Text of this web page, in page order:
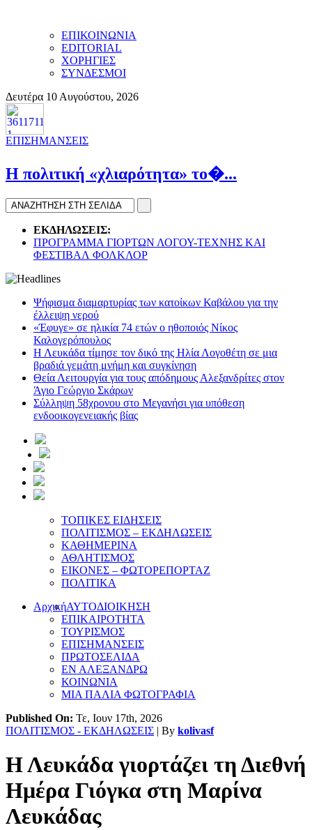
ΕΠΙΚΟΙΝΩΝΙΑ
EDITORIAL
ΧΟΡΗΓΙΕΣ
ΣΥΝΔΕΣΜΟΙ
Δευτέρα 10 Αυγούστου, 2026
ΕΠΙΣΗΜΑΝΣΕΙΣ
H πολιτική «χλιαρότητα» το�...
ΕΚΔΗΛΩΣΕΙΣ:
ΠΡΟΓΡΑΜΜΑ ΓΙΟΡΤΩΝ ΛΟΓΟΥ-ΤΕΧΝΗΣ ΚΑΙ
ΦΕΣΤΙΒΑΛ ΦΟΛΚΛΟΡ
Ψήφισμα διαμαρτυρίας των κατοίκων Καβάλου για την
έλλειψη νερού
«Έφυγε» σε ηλικία 74 ετών ο ηθοποιός Νίκος
Καλογερόπουλος
Η Λευκάδα τίμησε τον δικό της Ηλία Λογοθέτη σε μια
βραδιά γεμάτη μνήμη και συγκίνηση
Θεία Λειτουργία για τους απόδημους Αλεξανδρίτες στον
Άγιο Γεώργιο Σκάρων
Σύλληψη 58χρονου στο Μεγανήσι για υπόθεση
ενδοοικογενειακής βίας
ΤΟΠΙΚΕΣ ΕΙΔΗΣΕΙΣ
ΠΟΛΙΤΙΣΜΟΣ – ΕΚΔΗΛΩΣΕΙΣ
ΚΑΘΗΜΕΡΙΝΑ
ΑΘΛΗΤΙΣΜΟΣ
ΕΙΚΟΝΕΣ – ΦΩΤΟΡΕΠΟΡΤΑΖ
ΠΟΛΙΤΙΚΑ
ΑρχικήΑΥΤΟΔΙΟΙΚΗΣΗ
ΕΠΙΚΑΙΡΟΤΗΤΑ
ΤΟΥΡΙΣΜΟΣ
ΕΠΙΣΗΜΑΝΣΕΙΣ
ΠΡΩΤΟΣΕΛΙΔΑ
ΕΝ ΑΛΕΞΑΝΔΡΩ
ΚΟΙΝΩΝΙΑ
ΜΙΑ ΠΑΛΙΑ ΦΩΤΟΓΡΑΦΙΑ
Published On: Τε, Ιουν 17th, 2026
ΠΟΛΙΤΙΣΜΟΣ - ΕΚΔΗΛΩΣΕΙΣ | By kolivasf
Η Λευκάδα γιορτάζει τη Διεθνή
Ημέρα Γιόγκα στη Μαρίνα
Λευκάδας